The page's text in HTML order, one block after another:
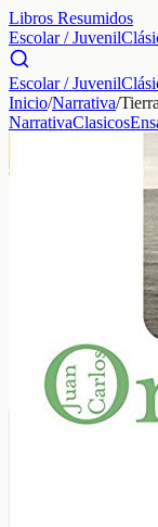
Libros Resumidos
Escolar / Juvenil
Escolar / Juvenil
Inicio/Narrativa/
NarrativaClasicos